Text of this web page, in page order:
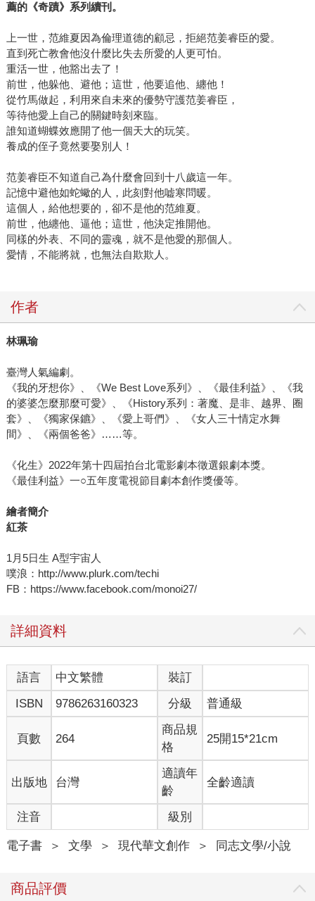
薦的《奇蹟》系列續刊。
上一世，范維夏因為倫理道德的顧忌，拒絕范姜睿臣的愛。
直到死亡教會他沒什麼比失去所愛的人更可怕。
重活一世，他豁出去了！
前世，他躲他、避他；這世，他要追他、纏他！
從竹馬做起，利用來自未來的優勢守護范姜睿臣，
等待他愛上自己的關鍵時刻來臨。
誰知道蝴蝶效應開了他一個天大的玩笑。
養成的侄子竟然要娶別人！
范姜睿臣不知道自己為什麼會回到十八歲這一年。
記憶中避他如蛇蠍的人，此刻對他嘘寒問暖。
這個人，給他想要的，卻不是他的范維夏。
前世，他纏他、逼他；這世，他決定推開他。
同樣的外表、不同的靈魂，就不是他愛的那個人。
愛情，不能將就，也無法自欺欺人。
作者
林珮瑜
臺灣人氣編劇。
《我的牙想你》、《We Best Love系列》、《最佳利益》、《我
的婆婆怎麼那麼可愛》、《History系列：著魔、是非、越界、圈
套》、《獨家保鑣》、《愛上哥們》、《女人三十情定水舞
間》、《兩個爸爸》……等。
《化生》2022年第十四屆拍台北電影劇本徵選銀劇本獎。
《最佳利益》一○五年度電視節目劇本創作獎優等。
繪者簡介
紅茶
1月5日生 A型宇宙人
噗浪：http://www.plurk.com/techi
FB：https://www.facebook.com/monoi27/
詳細資料
語言 中文繁體
裝訂
ISBN
9786263160323 分級 普通級
頁數 264
商品規
格
25開15*21cm
出版地 台灣
適讀年
齡
全齡適讀
注音 級別
電子書 ＞ 文學 ＞ 現代華文創作 ＞ 同志文學/小說
商品評價